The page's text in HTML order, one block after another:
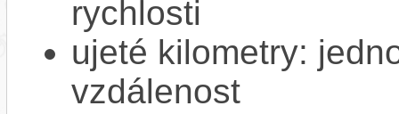
rychlosti
ujeté kilometry:
vzdálenost